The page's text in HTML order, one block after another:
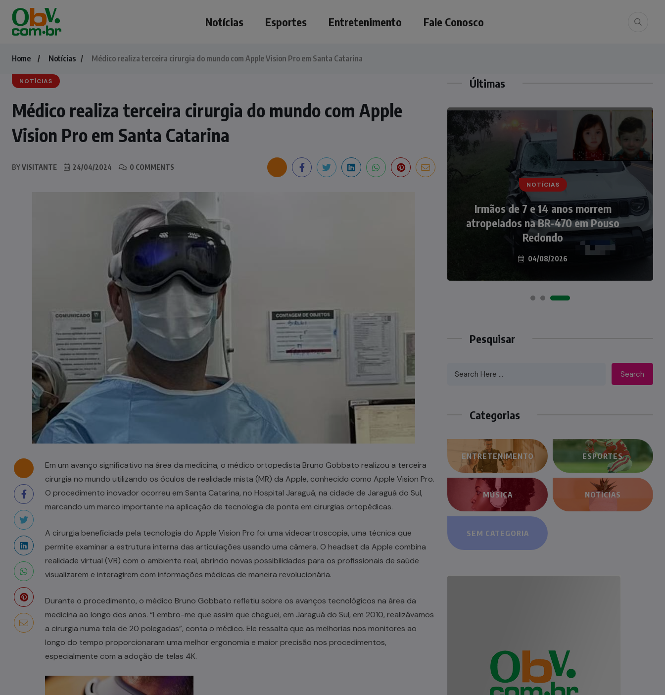
Notícias Esportes Entretenimento Fale Conosco
Home Notícias Médico realiza terceira cirurgia do mundo com Apple Vision Pro em Santa Catarina
NOTÍCIAS
Médico realiza terceira cirurgia do mundo com Apple
Vision Pro em Santa Catarina
BYVISITANTE 24/04/2024 0 COMMENTS
Em um avanço significativo na área da medicina, o médico ortopedista Bruno Gobbato realizou a terceira
cirurgia no mundo utilizando os óculos de realidade mista (MR) da Apple, conhecido como Apple Vision Pro.
O procedimento inovador ocorreu em Santa Catarina, no Hospital Jaraguá, na cidade de Jaraguá do Sul,
marcando um marco importante na aplicação de tecnologia de ponta em cirurgias ortopédicas.
A cirurgia beneficiada pela tecnologia do Apple Vision Pro foi uma videoartroscopia, uma técnica que
permite examinar a estrutura interna das articulações usando uma câmera. O headset da Apple combina
realidade virtual (VR) com o ambiente real, abrindo novas possibilidades para os profissionais de saúde
visualizarem e interagirem com informações médicas de maneira revolucionária.
Durante o procedimento, o médico Bruno Gobbato refletiu sobre os avanços tecnológicos na área da
medicina ao longo dos anos. “Lembro-me que assim que cheguei, em Jaraguá do Sul, em 2010, realizávamos
a cirurgia numa tela de 20 polegadas”, conta o médico. Ele ressalta que as melhorias nos monitores ao
longo do tempo proporcionaram uma melhor ergonomia e maior precisão nos procedimentos,
especialmente com a adoção de telas 4K.
Últimas
Casal de idosos fica ferido após
veículo capotar em Pouso Redondo
07/08/2026
NOTÍCIAS
Irmãos de 7 e 14 anos morrem
atropelados na BR-470 em Pouso
Redondo
04/08/2026
NOTÍCIAS
Nádia Menegazzi leva o nome de
Taió ao palco do Programa Silvio
Santos
07/08/2026
Pesquisar
Search
Categorias
ENTRETENIMENTO ESPORTES
MÚSICA NOTÍCIAS
SEM CATEGORIA